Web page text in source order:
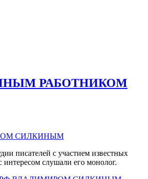
РАБОТНИКОМ
писателей с участием известных
слушали его монолог.